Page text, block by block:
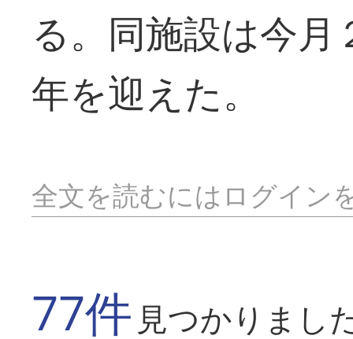
る。同施設は今
年を迎えた。
全文を読むにはログイン
77件 見つかりまし